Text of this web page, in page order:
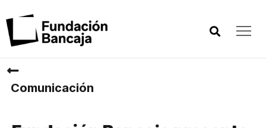
Comunicación